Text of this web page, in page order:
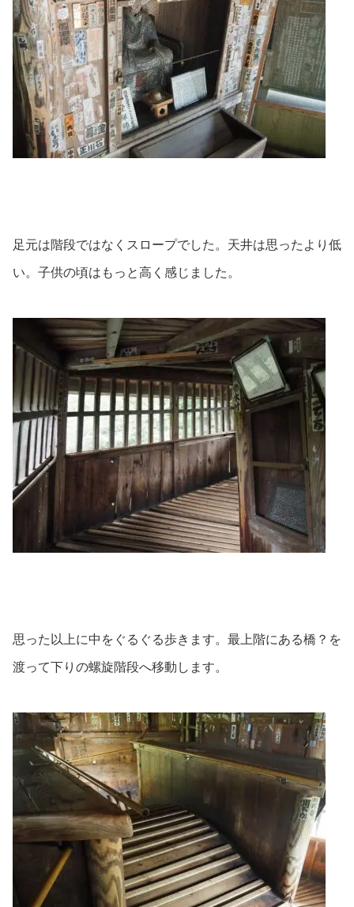
足元は階段ではなくスロープでした。天井は思ったより低
い。子供の頃はもっと高く感じました。
思った以上に中をぐるぐる歩きます。最上階にある橋？を
渡って下りの螺旋階段へ移動します。